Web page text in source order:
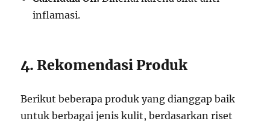
inflamasi.
4. Rekomendasi Produk
Berikut beberapa produk yang dianggap baik
untuk berbagai jenis kulit, berdasarkan riset